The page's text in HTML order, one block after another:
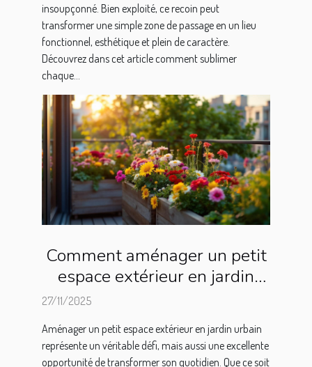
insoupçonné. Bien exploité, ce recoin peut
transformer une simple zone de passage en un lieu
fonctionnel, esthétique et plein de caractère.
Découvrez dans cet article comment sublimer
chaque...
Comment aménager un petit
espace extérieur en jardin
27/11/2025
Aménager un petit espace extérieur en jardin urbain
représente un véritable défi, mais aussi une excellente
opportunité de transformer son quotidien. Que ce soit